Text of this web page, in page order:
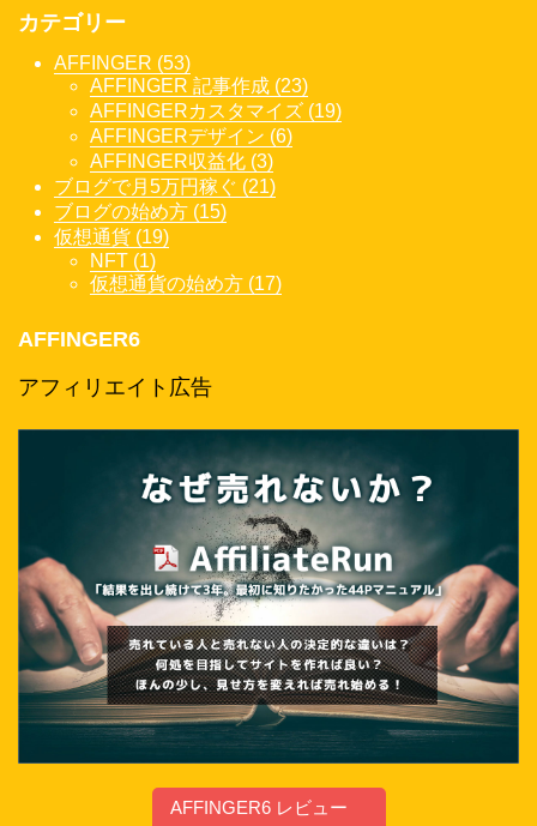
カテゴリー
AFFINGER (53)
AFFINGER 記事作成 (23)
AFFINGERカスタマイズ (19)
AFFINGERデザイン (6)
AFFINGER収益化 (3)
ブログで月5万円稼ぐ (21)
ブログの始め方 (15)
仮想通貨 (19)
NFT (1)
仮想通貨の始め方 (17)
AFFINGER6
アフィリエイト広告
AFFINGER6 レビュー